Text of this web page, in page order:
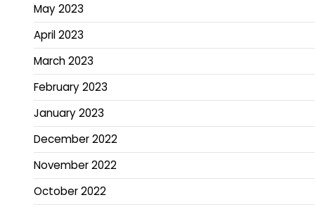
May 2023
April 2023
March 2023
February 2023
January 2023
December 2022
November 2022
October 2022